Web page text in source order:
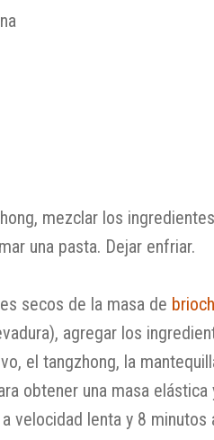
mezclar los
una pasta. Dejar enfriar.
secos de la masa de
agregar los
el tangzhong, la
obtener una masa elástica
velocidad lenta y 8 minutos